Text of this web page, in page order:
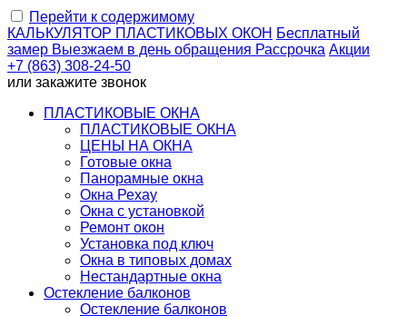
Перейти к содержимому
КАЛЬКУЛЯТОР ПЛАСТИКОВЫХ ОКОН Бесплатный
замер Выезжаем в день обращения Рассрочка Акции
+7 (863) 308-24-50
или закажите звонок
ПЛАСТИКОВЫЕ ОКНА
ПЛАСТИКОВЫЕ ОКНА
ЦЕНЫ НА ОКНА
Готовые окна
Панорамные окна
Окна Рехау
Окна с установкой
Ремонт окон
Установка под ключ
Окна в типовых домах
Нестандартные окна
Остекление балконов
Остекление балконов